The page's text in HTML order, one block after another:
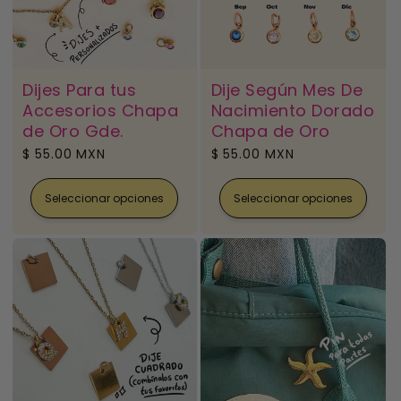
n
:
Dijes Para tus
Accesorios Chapa
de Oro Gde.
Precio
$ 55.00 MXN
Seleccionar opciones
Dije Según Mes De
Nacimiento Dorado
Chapa de Oro
Precio
$ 55.00 MXN
Seleccionar opciones